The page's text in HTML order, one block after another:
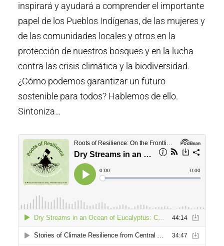
inspirará y ayudará a comprender el importante
papel de los Pueblos Indígenas, de las mujeres y
de las comunidades locales y otros en la
protección de nuestros bosques y en la lucha
contra las crisis climática y la biodiversidad.
¿Cómo podemos garantizar un futuro
sostenible para todos? Hablemos de ello.
Sintoniza…